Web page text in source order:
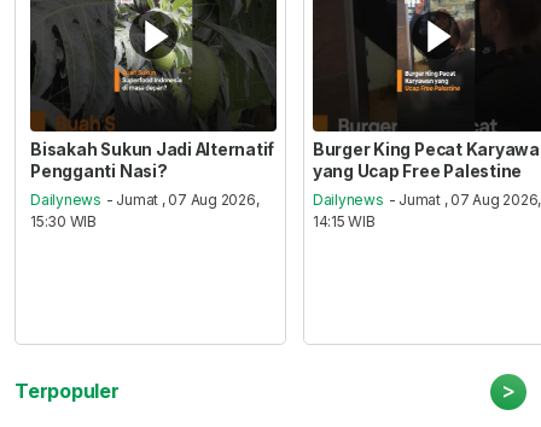
Bisakah Sukun Jadi Alternatif
Pengganti Nasi?
Dailynews - Jumat , 07 Aug 2026,
15:30 WIB
Burger King Pecat
yang Ucap Free Palestine
Dailynews - Jumat , 07 Aug 2026,
14:15 WIB
Terpopuler >